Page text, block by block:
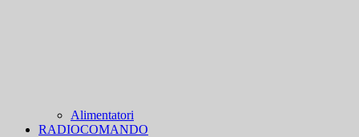
Alimentatori
RADIOCOMANDO